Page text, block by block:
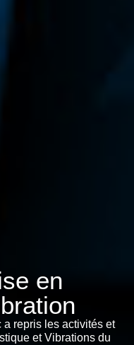
en
a repris les activités et
et Vibrations du